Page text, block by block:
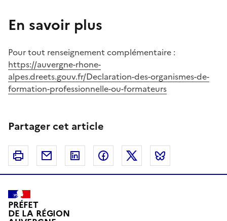
En savoir plus
Pour tout renseignement complémentaire :
https://auvergne-rhone-
alpes.dreets.gouv.fr/Declaration-des-organismes-de-
formation-professionnelle-ou-formateurs
Partager cet article
Imprimer Courriel Linkedin FacebookTwitter
PRÉFET
DE LA RÉGION